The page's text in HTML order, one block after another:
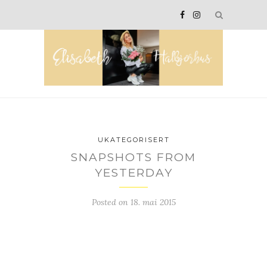
UKATEGORISERT
SNAPSHOTS FROM
YESTERDAY
Posted on 18. mai 2015